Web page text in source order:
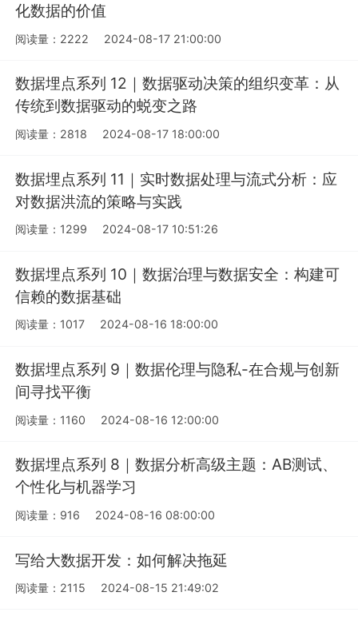
化数据的价值
阅读量：2222 2024-08-17 21:00:00
数据埋点系列 12｜数据驱动决策的组织变革：从
传统到数据驱动的蜕变之路
阅读量：2818 2024-08-17 18:00:00
数据埋点系列 11｜实时数据处理与流式分析：应
对数据洪流的策略与实践
阅读量：1299 2024-08-17 10:51:26
数据埋点系列 10｜数据治理与数据安全：构建可
信赖的数据基础
阅读量：1017 2024-08-16 18:00:00
数据埋点系列 9｜数据伦理与隐私-在合规与创新
间寻找平衡
阅读量：1160 2024-08-16 12:00:00
数据埋点系列 8｜数据分析高级主题：AB测试、
个性化与机器学习
阅读量：916 2024-08-16 08:00:00
写给大数据开发：如何解决拖延
阅读量：2115 2024-08-15 21:49:02